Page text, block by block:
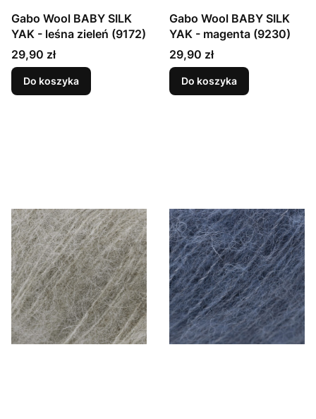
Gabo Wool BABY SILK
YAK - leśna zieleń (9172)
Cena
29,90 zł
Do koszyka
Gabo Wool BABY SILK
YAK - magenta (9230)
Cena
29,90 zł
Do koszyka